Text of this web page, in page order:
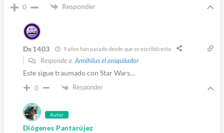
0 Responder
Dx1403 9 años han pasado desde que se escribió esto
Responde aAnnihilus el aniquilador
Este sigue traumado con Star Wars…
0 Responder
Autor
Diógenes Pantarújez